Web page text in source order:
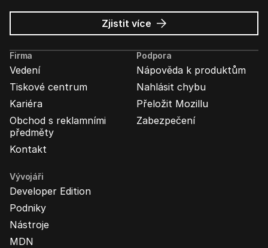
Zjistit více o
Mozilla
Ads
Firma
Vedení
Tiskové centrum
Kariéra
Obchod s reklamními
předměty
Kontakt
Podpora
Nápověda k produktům
Nahlásit chybu
Přeložit Mozillu
Zabezpečení
Vývojáři
Developer Edition
Podniky
Nástroje
MDN